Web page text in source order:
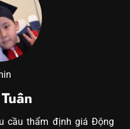
cầu thẩm định giá Động